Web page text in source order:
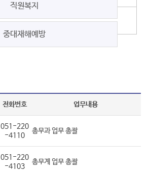
직원복지
중대재해예방
전화번호 업무내용
051-220
-4110
총무과 업무 총괄
051-220
-4103
총무계 업무 총괄